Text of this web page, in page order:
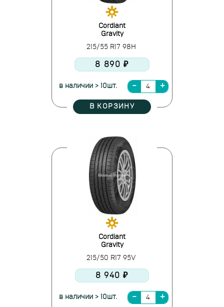
Cordiant
Gravity
215/55 R17 98H
8 890 ₽
в наличии > 10шт.
В КОРЗИНУ
Cordiant
Gravity
215/50 R17 95V
8 940 ₽
в наличии > 10шт.